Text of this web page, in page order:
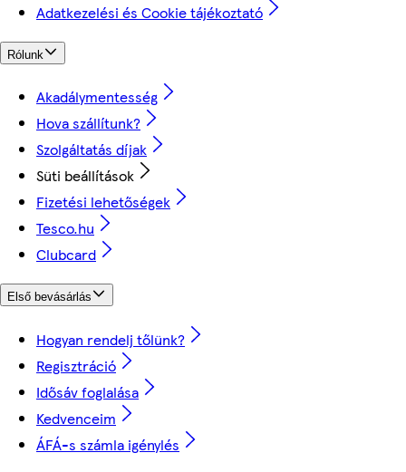
Adatkezelési és Cookie tájékoztató
Rólunk
Akadálymentesség
Hova szállítunk?
Szolgáltatás díjak
Süti beállítások
Fizetési lehetőségek
Tesco.hu
Clubcard
Első bevásárlás
Hogyan rendelj tőlünk?
Regisztráció
Idősáv foglalása
Kedvenceim
ÁFÁ-s számla igénylés